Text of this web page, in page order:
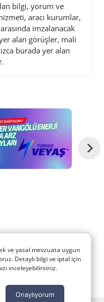
bilgi, yorum ve
aracı kurumlar,
imzalanacak
alan görüşler, mali
burada yer alan
ve yasal mevzuata uygun
Detaylı bilgi ve iptal için
inceleyebilirsiniz.
Onaylıyorum